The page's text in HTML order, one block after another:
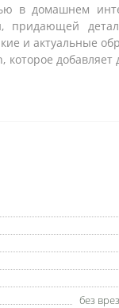
в домашнем
придающей
и актуальные
без